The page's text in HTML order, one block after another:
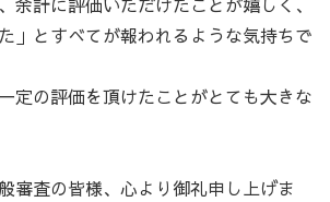
」とすべてが報われるような気持ちで
定の評価を頂けたことがとても大きな
審査の皆様、心より御礼申し上げま